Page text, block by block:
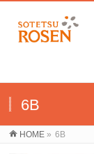
6B
HOME » 6B